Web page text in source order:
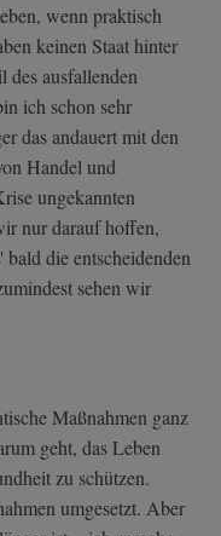
wenn praktisch
keinen Staat hinter
des ausfallenden
ich schon sehr
das andauert mit den
Handel und
ungekannten
nur darauf hoffen,
die entscheidenden
sehen wir
Maßnahmen ganz
geht, das Leben
zu schützen.
umgesetzt. Aber